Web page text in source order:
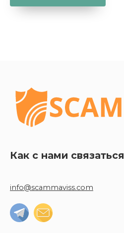
Как с нами связаться
info@scammaviss.com